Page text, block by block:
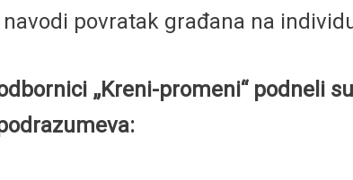
povratak građana na
„Kreni-promeni“ podneli